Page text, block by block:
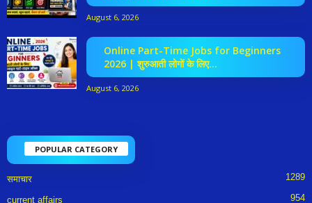
August 6, 2026
Online Part-Time Jobs for Beginners
2026 | शुरुआती लोगों के लिए...
August 6, 2026
POPULAR CATEGORY
समाचार 1289
current affairs 954